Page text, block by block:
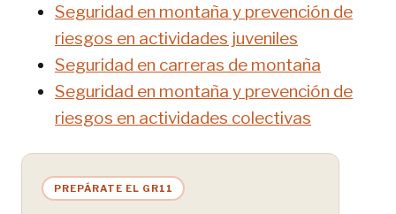
Seguridad en montaña y prevención de
riesgos en actividades juveniles
Seguridad en carreras de montaña
Seguridad en montaña y prevención de
riesgos en actividades colectivas
PREPÁRATE EL GR11